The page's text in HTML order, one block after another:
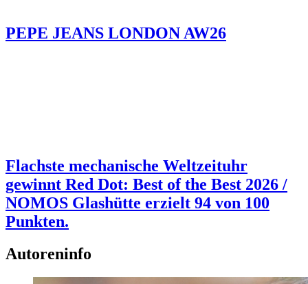
PEPE JEANS LONDON AW26
Flachste mechanische Weltzeituhr
gewinnt Red Dot: Best of the Best 2026 /
NOMOS Glashütte erzielt 94 von 100
Punkten.
Autoreninfo